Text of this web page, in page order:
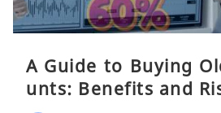
A Guide to Buying
unts: Benefits and